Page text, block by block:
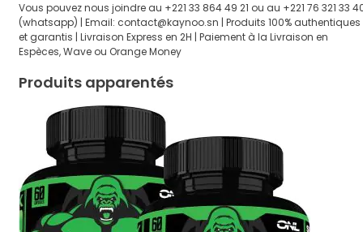
Vous pouvez nous joindre au +221 33 864 49 21 ou au +221 76 321 33
(whatsapp) | Email: contact@kaynoo.sn | Produits 100% authentiques
et garantis | Livraison Express en 2H | Paiement à la Livraison en
Espèces, Wave ou Orange Money
Produits apparentés